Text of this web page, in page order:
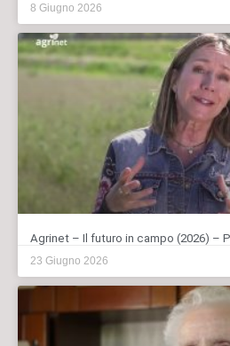
8 Giugno 2026
Agrinet – Il futuro in campo (2026) –
23 Giugno 2026